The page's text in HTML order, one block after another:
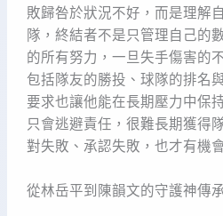
敗歸咎於狀況不好，而是理解
隊，終結者不是只管理自己的
的所有努力，一旦失手傷害的
包括隊友的勝投、球隊的排名
要求也讓他能在長期壓力中保
只會逃避責任，很難長期獲得
對失敗、承認失敗，也才有機
從林岳平到陳韻文的守護神傳